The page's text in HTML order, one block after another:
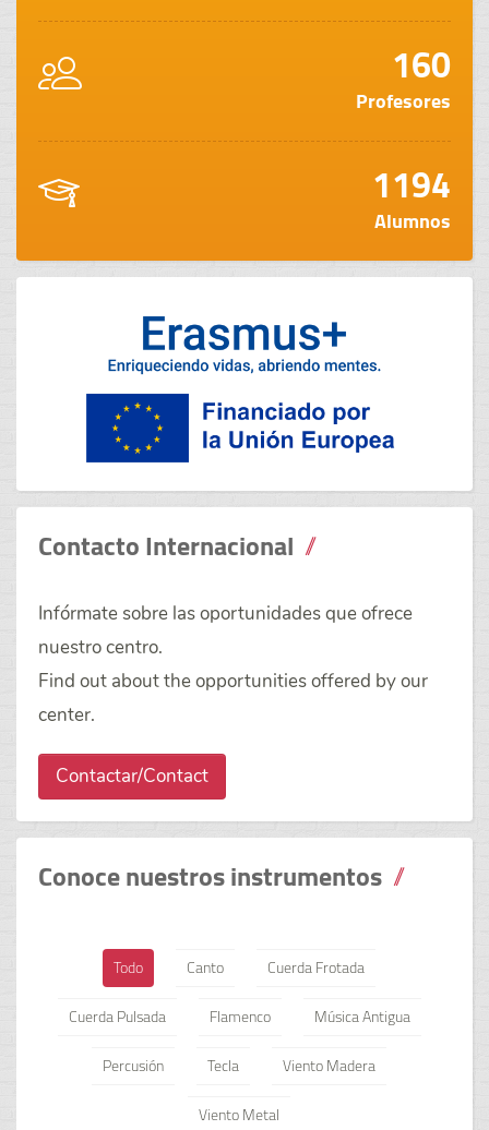
160
Profesores
1194
Alumnos
Contacto Internacional
Infórmate sobre las oportunidades que ofrece
nuestro centro.
Find out about the opportunities offered by our
center.
Contactar/Contact
Conoce nuestros instrumentos
Todo Canto
Cuerda Frotada
Cuerda Pulsada
Flamenco
Música Antigua
Percusión
Tecla
Viento Madera
Viento Metal